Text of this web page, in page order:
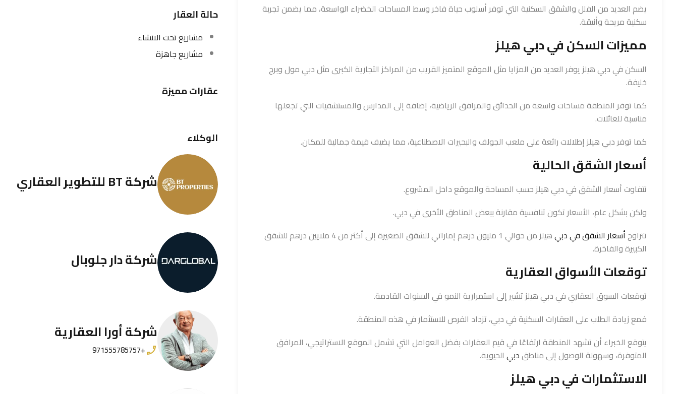
يضم العديد من الفلل والشقق السكنية التي توفر أسلوب حياة فاخر وسط المساحات الخضراء الواسعة، مما يضمن تجربة
سكنية مريحة وأنيقة.
مميزات السكن في دبي هيلز
السكن في دبي هيلز يوفر العديد من المزايا مثل الموقع المتميز القريب من المراكز التجارية الكبرى مثل دبي مول وبرج
خليفة.
كما توفر المنطقة مساحات واسعة من الحدائق والمرافق الرياضية، إضافة إلى المدارس والمستشفيات التي تجعلها
مناسبة للعائلات.
كما توفر دبي هيلز إطلالات رائعة على ملعب الجولف والبحيرات الاصطناعية، مما يضيف قيمة جمالية للمكان.
أسعار الشقق الحالية
تتفاوت أسعار الشقق في دبي هيلز حسب المساحة والموقع داخل المشروع.
ولكن بشكل عام، الأسعار تكون تنافسية مقارنة ببعض المناطق الأخرى في دبي.
تتراوح أسعار الشقق في دبي
هيلز من حوالي 1 مليون درهم إماراتي للشقق الصغيرة إلى أكثر من 4 ملايين درهم للشقق
الكبيرة والفاخرة.
توقعات الأسواق العقارية
توقعات السوق العقاري في دبي هيلز تشير إلى استمرارية النمو في السنوات القادمة.
فمع زيادة الطلب على العقارات السكنية في دبي، تزداد الفرص للاستثمار في هذه المنطقة.
يتوقع الخبراء أن تشهد المنطقة ارتفاعًا في قيم العقارات بفضل العوامل التي تشمل الموقع الاستراتيجي، المرافق
المتوفرة، وسهولة الوصول إلى مناطقدبي الحيوية.
الاستثمارات في دبي هيلز
حالة العقار
مشاريع تحت الانشاء
مشاريع جاهزة
عقارات مميزة
الوكلاء
شركة BT للتطوير العقاري
شركة دار جلوبال
شركة أورا العقارية
+971555785757